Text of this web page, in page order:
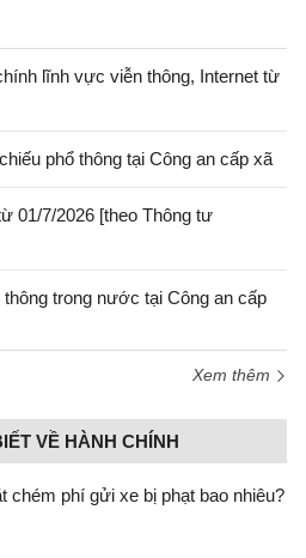
lĩnh vực viễn thông, Internet từ
phổ thông tại Công an cấp xã
01/7/2026 [theo Thông tư
trong nước tại Công an cấp
Xem thêm
VỀ HÀNH CHÍNH
chém phí gửi xe bị phạt bao nhiêu?